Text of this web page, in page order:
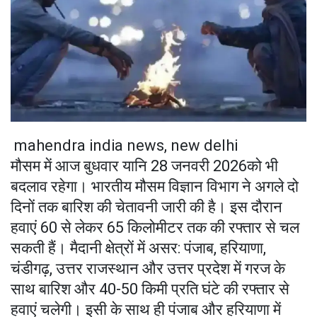
mahendra india news, new delhi
मौसम में आज बुधवार यानि 28 जनवरी 2026को भी
बदलाव रहेगा। भारतीय मौसम विज्ञान विभाग ने अगले दो
दिनों तक बारिश की चेतावनी जारी की है। इस दौरान
हवाएं 60 से लेकर 65 किलोमीटर तक की रफ्तार से चल
सकती हैं। मैदानी क्षेत्रों में असर: पंजाब, हरियाणा,
चंडीगढ़, उत्तर राजस्थान और उत्तर प्रदेश में गरज के
साथ बारिश और 40-50 किमी प्रति घंटे की रफ्तार से
हवाएं चलेगी। इसी के साथ ही पंजाब और हरियाणा में